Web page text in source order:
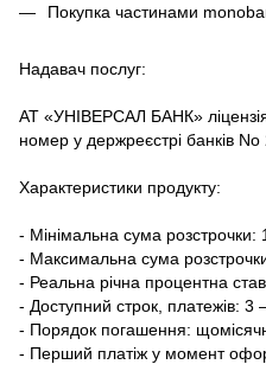
Покупка частинами
Надавач послуг:
АТ «УНІВЕРСАЛ БАНК»
номер у держреєстрі банків No
Характеристики продукту:
- Мінімальна сума розстрочки:
- Максимальна сума
- Реальна річна процентна
- Доступний строк, платежів:
- Порядок погашення:
- Перший платіж у момент